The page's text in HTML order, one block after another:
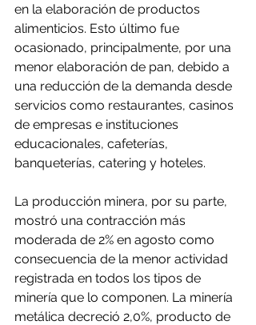
en la elaboración de productos
alimenticios. Esto último fue
ocasionado, principalmente, por una
menor elaboración de pan, debido a
una reducción de la demanda desde
servicios como restaurantes, casinos
de empresas e instituciones
educacionales, cafeterías,
banqueterías, catering y hoteles.
La producción minera, por su parte,
mostró una contracción más
moderada de 2% en agosto como
consecuencia de la menor actividad
registrada en todos los tipos de
minería que lo componen. La minería
metálica decreció 2,0%, producto de